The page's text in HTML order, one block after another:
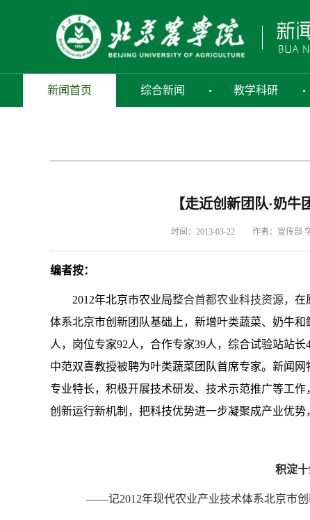
新闻首页 综合新闻 教学科研
【走近创新团队·奶
时间：2013-03-22 作者：宣传部
编者按：
2012年北京市农业局整合首都农业科技资源， 在
体系北京市创新团队基础上，新增叶类蔬菜、奶牛和
人，岗位专家92人，合作专家39人，综合试验站站长
中范双喜教授被聘为叶类蔬菜团队首席专家。 新闻网
专业特长， 积极开展技术研发、技术示范推广等工作
创新运行新机制， 把科技优势进一步凝聚成产业优
积淀
——记2012年现代农业产业技术体系北京市